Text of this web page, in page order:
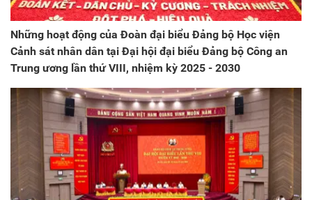
Những hoạt động của Đoàn đại biểu Đảng bộ Học viện
Cảnh sát nhân dân tại Đại hội đại biểu Đảng bộ Công an
Trung ương lần thứ VIII, nhiệm kỳ 2025 - 2030